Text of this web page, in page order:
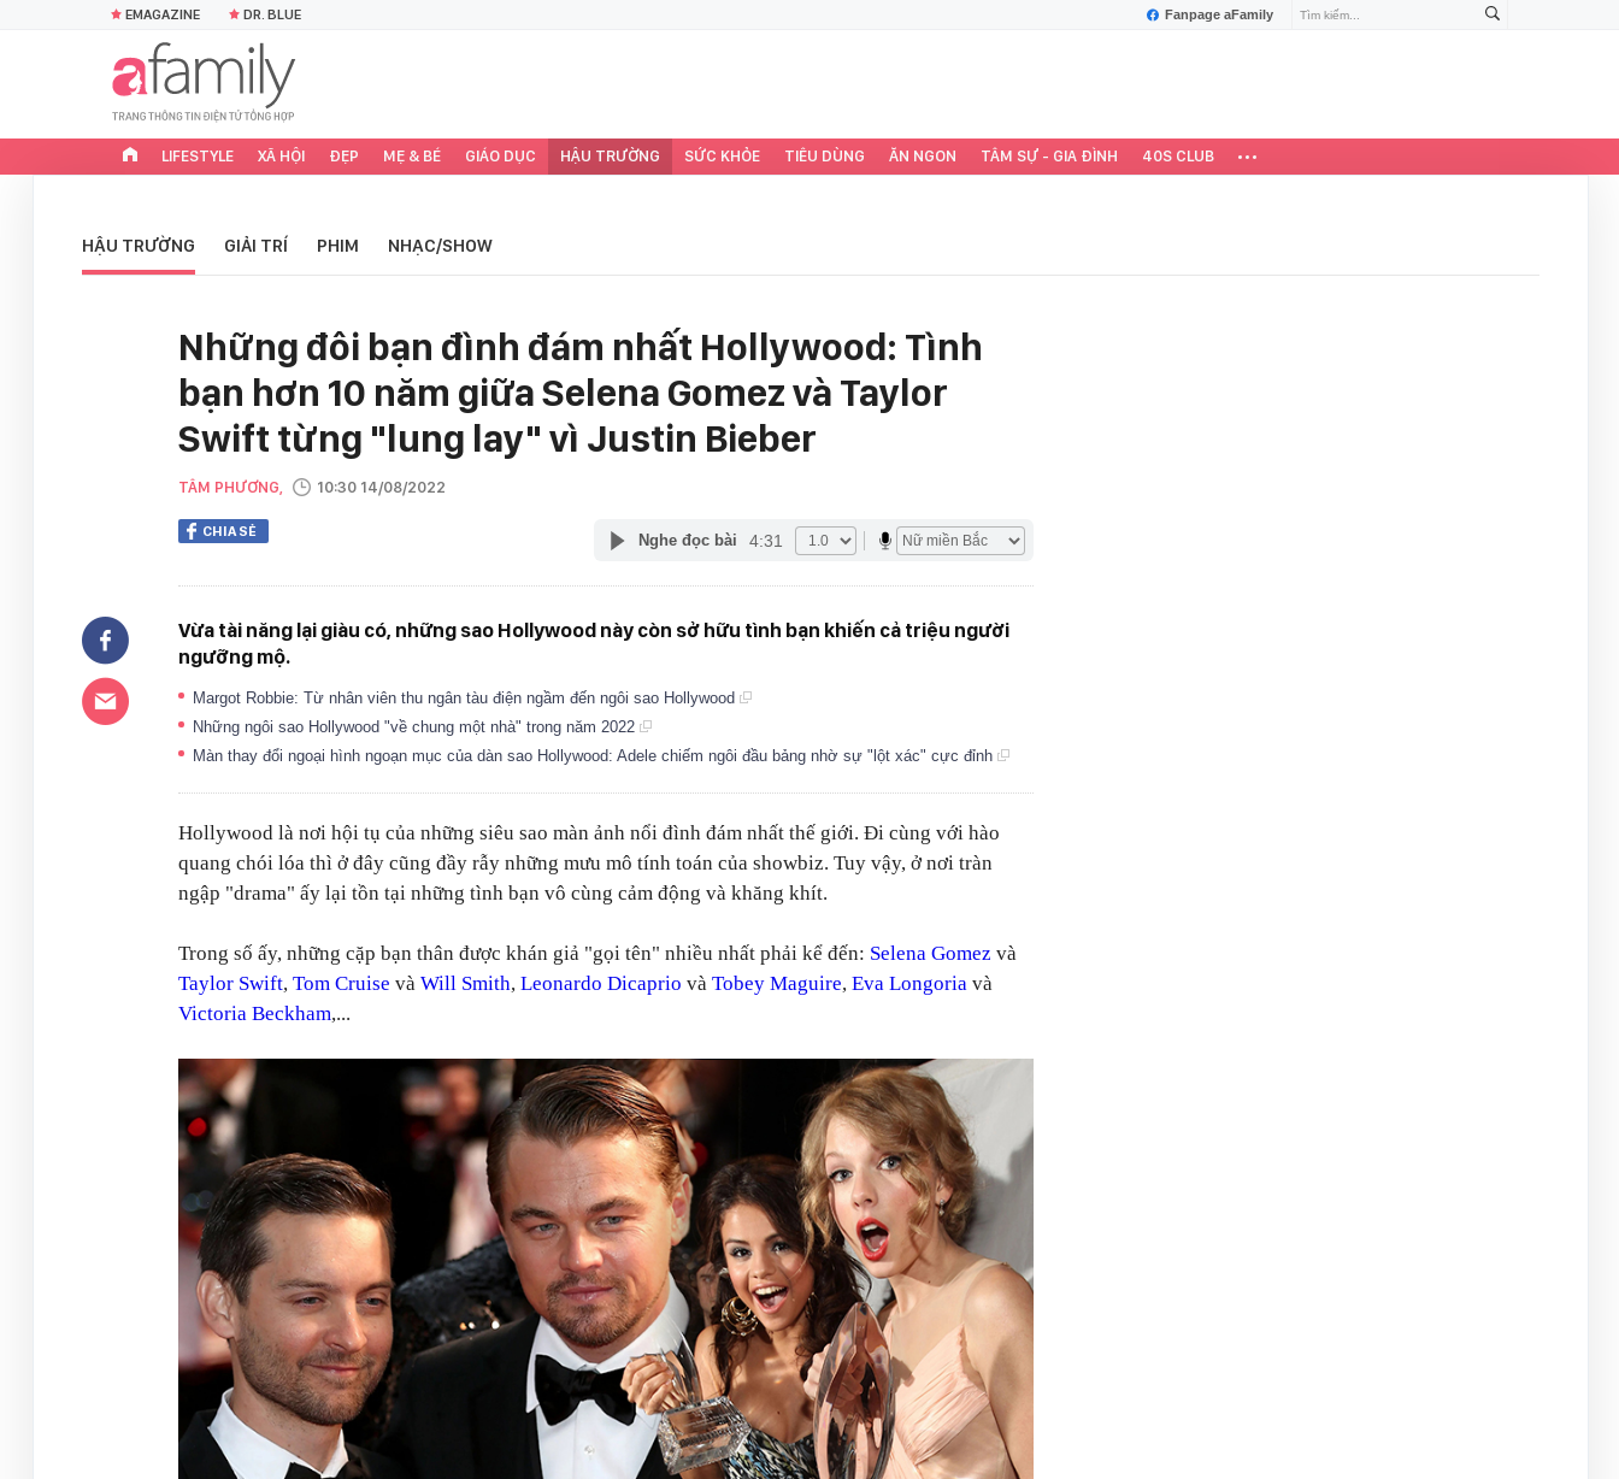
Fanpage aFamily
EMAGAZINE DR. BLUE
LIFESTYLE XÃ HỘI ĐẸP MẸ & BÉ GIÁO DỤC HẬU TRƯỜNG SỨC KHỎE TIÊU DÙNG ĂN NGON TÂM SỰ - GIA ĐÌNH 40S CLUB
HẬU TRƯỜNG GIẢI TRÍ PHIM NHẠC/SHOW
Những đôi bạn đình đám nhất Hollywood: Tình
bạn hơn 10 năm giữa Selena Gomez và Taylor
Swift từng "lung lay" vì Justin Bieber
TÂM PHƯƠNG, 10:30 14/08/2022
CHIA SẺ Nghe đọc bài 4:31
Vừa tài năng lại giàu có, những sao Hollywood này còn sở hữu tình bạn khiến cả triệu người
ngưỡng mộ.
Margot Robbie: Từ nhân viên thu ngân tàu điện ngầm đến ngôi sao Hollywood
Những ngôi sao Hollywood "về chung một nhà" trong năm 2022
Màn thay đổi ngoại hình ngoạn mục của dàn sao Hollywood: Adele chiếm ngôi đầu bảng nhờ sự "lột xác" cực đỉnh
Hollywood là nơi hội tụ của những siêu sao màn ảnh nổi đình đám nhất thế giới. Đi cùng với hào
quang chói lóa thì ở đây cũng đầy rẫy những mưu mô tính toán của showbiz. Tuy vậy, ở nơi tràn
ngập "drama" ấy lại tồn tại những tình bạn vô cùng cảm động và khăng khít.
Trong số ấy, những cặp bạn thân được khán giả "gọi tên" nhiều nhất phải kể đến: Selena Gomez và
Taylor Swift, Tom Cruise và Will Smith, Leonardo Dicaprio và Tobey Maguire, Eva Longoria và
Victoria Beckham,...